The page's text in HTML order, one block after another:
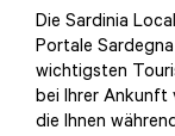
Die Sardinia
Portale
wichtigsten
bei Ihrer Ankunft
die Ihnen